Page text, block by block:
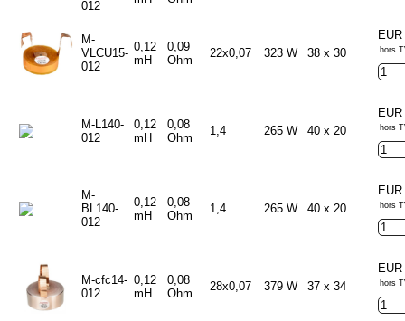
012
M-
VLCU15-
012
0,12
mH
0,09
Ohm
22x0,07 323 W 38 x 30 hors
M-L140-
012
0,12
mH
0,08
Ohm
1,4 265 W 40 x 20 hors
M-
BL140-
012
0,12
mH
0,08
Ohm
1,4 265 W 40 x 20 hors
M-cfc14-
012
0,12
mH
0,08
Ohm
28x0,07 379 W 37 x 34 hors